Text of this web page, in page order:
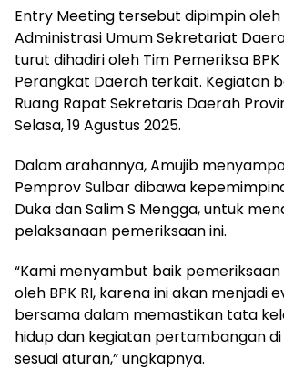
Entry Meeting tersebut dipimpin oleh
Administrasi Umum Sekretariat
turut dihadiri oleh Tim Pemeriksa BPK
Perangkat Daerah terkait. Kegiatan
Ruang Rapat Sekretaris Daerah
Selasa, 19 Agustus 2025.
Dalam arahannya, Amujib
Pemprov Sulbar dibawa
Duka dan Salim S Mengga, untuk
pelaksanaan pemeriksaan ini.
“Kami menyambut baik
oleh BPK RI, karena ini akan menjadi
bersama dalam memastikan tata
hidup dan kegiatan pertambangan
sesuai aturan,” ungkapnya.